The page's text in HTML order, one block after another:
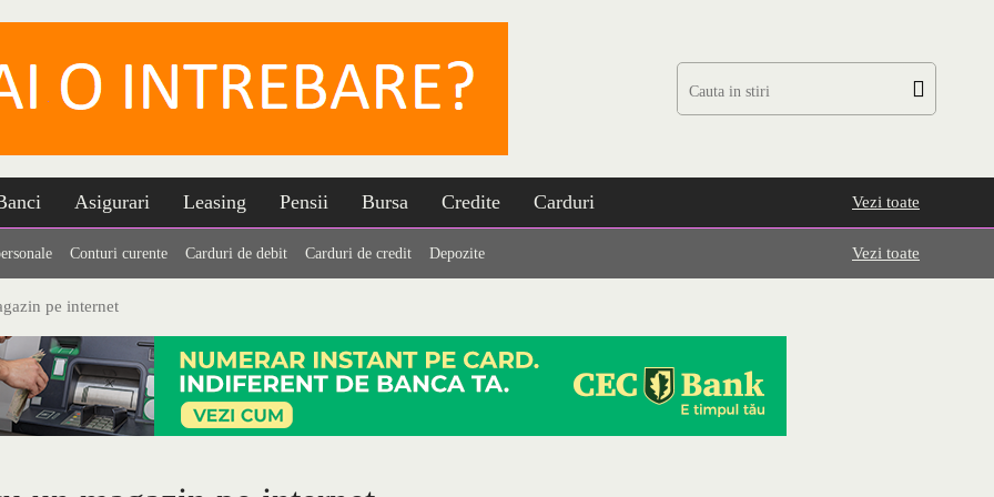
Asigurari Leasing Pensii Bursa Credite Carduri Vezi toate
Conturi curente Carduri de debit Carduri de credit Depozite Vezi toate
pe internet